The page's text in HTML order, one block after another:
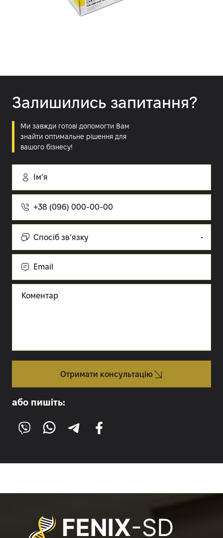
Залишились запитання?
Ми завжди готові допомогти Вам
знайти оптимальне рішення для
вашого бізнесу!
або пишіть:
телефону
зв’язку:Cпосіб зв’язку